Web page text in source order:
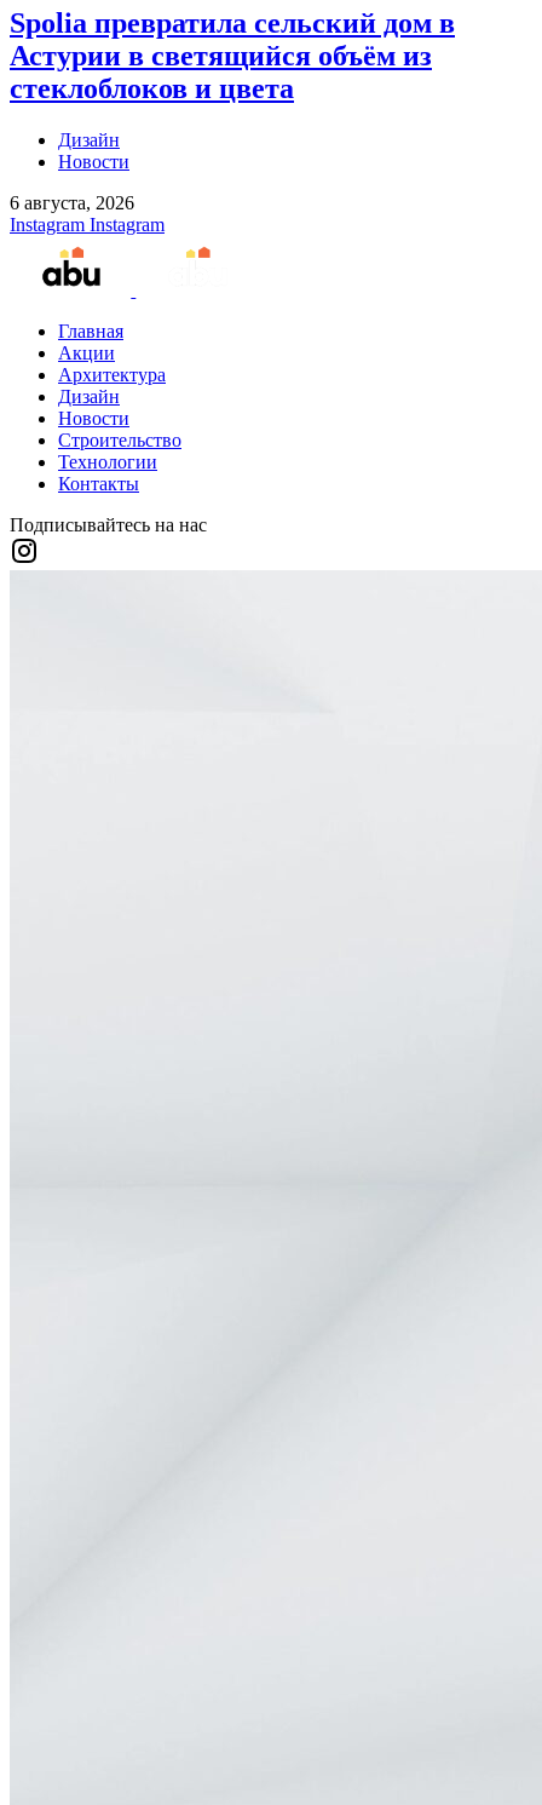
Spolia превратила сельский дом в
Астурии в светящийся объём из
стеклоблоков и цвета
Дизайн
Новости
6 августа, 2026
Instagram Instagram
Главная
Акции
Архитектура
Дизайн
Новости
Строительство
Технологии
Контакты
Подписывайтесь на нас